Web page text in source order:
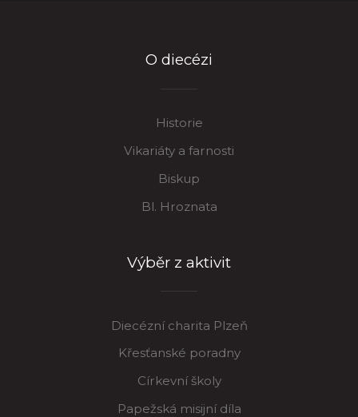
O diecézi
Historie
Vikariáty a farnosti
Biskup
Bl. Hroznata
Výběr z aktivit
Diecézní charita Plzeň
Křesťanské poradny
Církevní školy
Papežská misijní díla